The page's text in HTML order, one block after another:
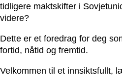
tidligere maktskifter i
videre?
Dette er et foredrag for deg
fortid, nåtid og fremtid.
Velkommen til et innsiktsfullt,